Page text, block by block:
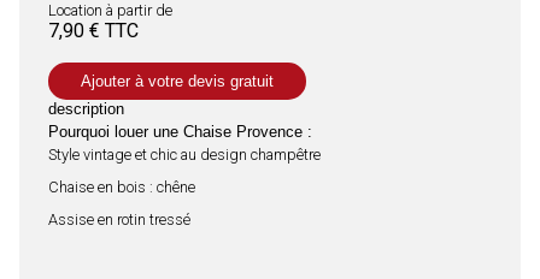
Location à partir de
7,90 € TTC
Ajouter à votre devis gratuit
description
Pourquoi louer une Chaise Provence :
Style vintage et chic au design champêtre
Chaise en bois : chêne
Assise en rotin tressé